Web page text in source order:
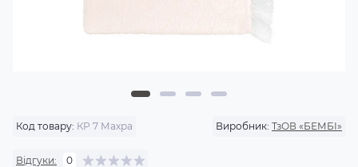
Код товару: КР 7 Махра Виробник: ТзОВ «БЕМБІ»
Відгуки: 0